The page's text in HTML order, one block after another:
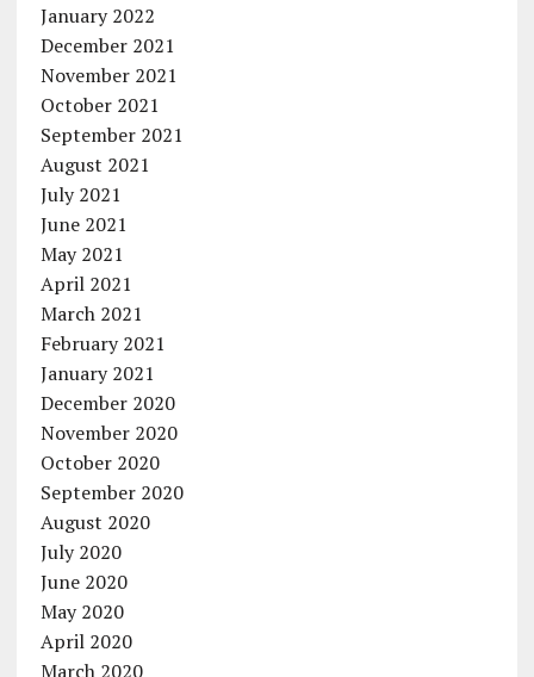
January 2022
December 2021
November 2021
October 2021
September 2021
August 2021
July 2021
June 2021
May 2021
April 2021
March 2021
February 2021
January 2021
December 2020
November 2020
October 2020
September 2020
August 2020
July 2020
June 2020
May 2020
April 2020
March 2020